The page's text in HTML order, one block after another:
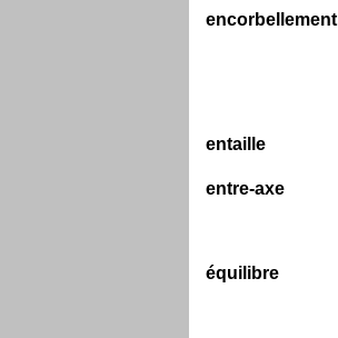
encorbellement
entaille
entre-axe
équilibre